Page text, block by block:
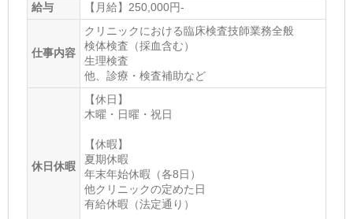
給与
【月給】250,000円-
仕事内容
クリニックにおける臨床検査技師業務全般
検体検査（採血含む）
生理検査
他、診療・検査補助など
休日休暇
【休日】
木曜・日曜・祝日
【休暇】
夏期休暇
年末年始休暇（各8日）
他クリニックの定めた日
有給休暇（法定通り）